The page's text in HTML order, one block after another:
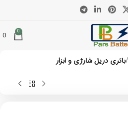
0
0
باتری دریل شارژی و ابزار